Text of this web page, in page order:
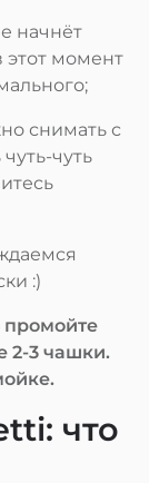
начнёт
этот момент
снимать с
чуть
:)
промойте
2-3 чашки.
что